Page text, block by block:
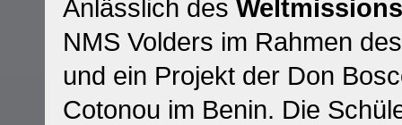
Anlässlich des
NMS Volders im Rahmen
und ein Projekt der Don
Cotonou im Benin. Die